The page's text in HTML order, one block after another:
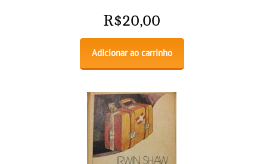
R$20,00
Adicionar ao carrinho